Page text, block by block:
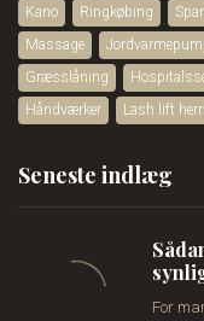
Kano
Ringkøbing
Massage
Græsslåning
Håndværker
Lash lift
Seneste indlæg
For